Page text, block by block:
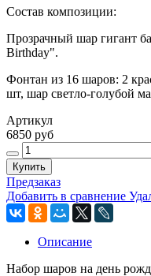
Состав композиции:
Прозрачный шар гигант
Birthday".
Фонтан из 16 шаров: 2
шт, шар светло-голубой
Артикул
6850 руб
Купить
Предзаказ
Добавить в сравнение
Описание
Набор шаров на день